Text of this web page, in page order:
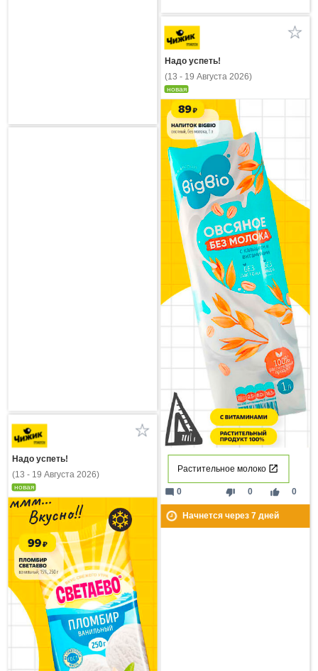
Надо успеть!
(13 - 19 Августа 2026)
новая
Растительное молоко
thumb_down 0 thumb_up 0
mode_comment 0
Начнется через 7дней
Надо успеть!
(13 - 19 Августа 2026)
новая